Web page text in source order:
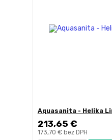
Aquasanita - Helika
213,65 €
173,70 € bez DPH